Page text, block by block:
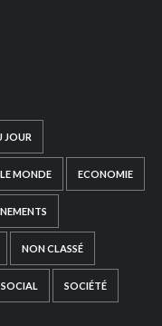
JOUR
MONDE ECONOMIE
NON CLASSÉ
SOCIAL SOCIÉTÉ